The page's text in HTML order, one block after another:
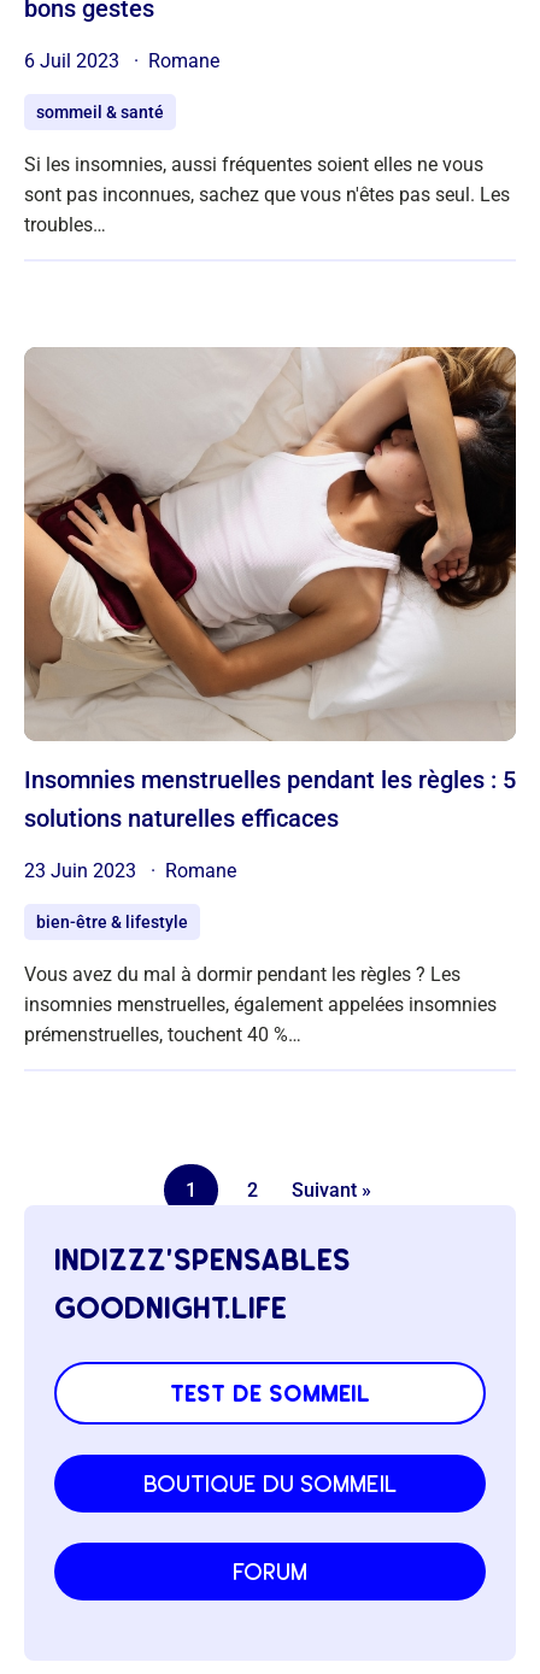
bons gestes
6 Juil 2023 Romane
sommeil & santé
Si les insomnies, aussi fréquentes soient elles ne vous
sont pas inconnues, sachez que vous n'êtes pas seul. Les
troubles…
Insomnies menstruelles pendant les règles : 5
solutions naturelles efficaces
23 Juin 2023 Romane
bien-être & lifestyle
Vous avez du mal à dormir pendant les règles ? Les
insomnies menstruelles, également appelées insomnies
prémenstruelles, touchent 40 %…
1 2 Suivant »
indizzz’spensables
goodnight.life
test de sommeil
boutique du sommeil
forum